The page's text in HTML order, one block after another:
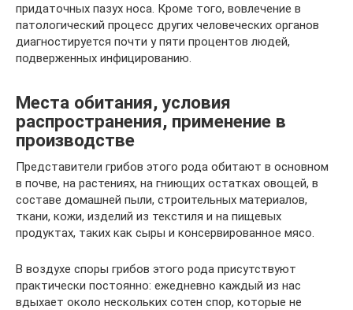
придаточных пазух носа. Кроме того, вовлечение в
патологический процесс других человеческих органов
диагностируется почти у пяти процентов людей,
подверженных инфицированию.
Места обитания, условия
распространения, применение в
производстве
Представители грибов этого рода обитают в основном
в почве, на растениях, на гниющих остатках овощей, в
составе домашней пыли, строительных материалов,
ткани, кожи, изделий из текстиля и на пищевых
продуктах, таких как сыры и консервированное мясо.
В воздухе споры грибов этого рода присутствуют
практически постоянно: ежедневно каждый из нас
вдыхает около нескольких сотен спор, которые не